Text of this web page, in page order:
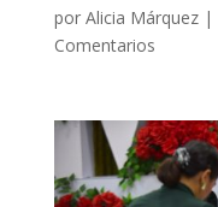
por Alicia Márquez|
Comentarios